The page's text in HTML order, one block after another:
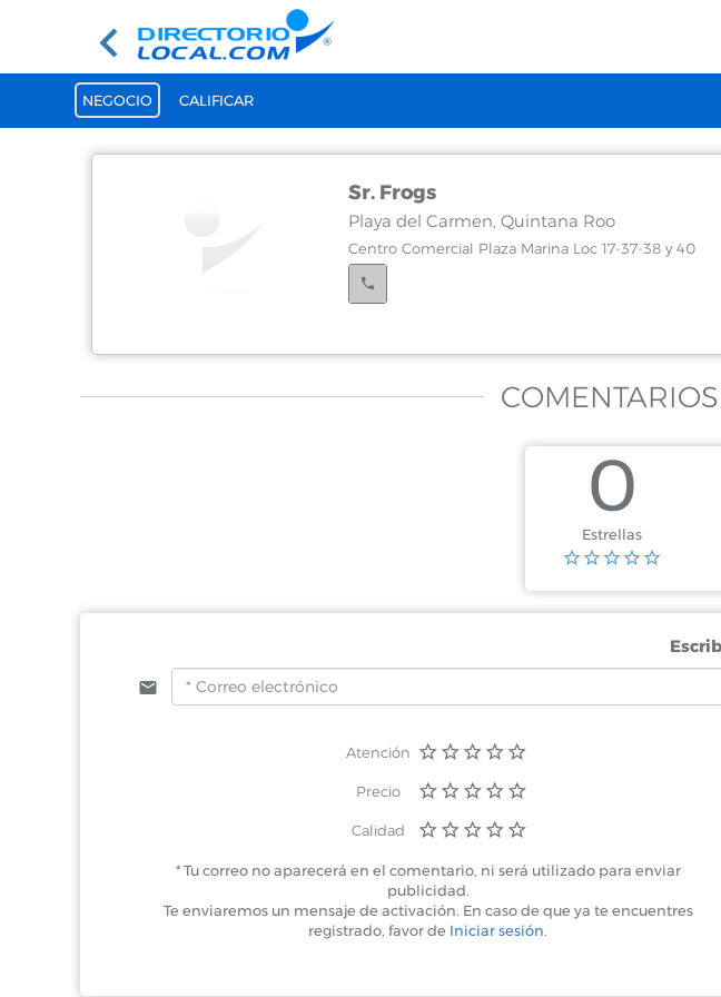
NEGOCIO CALIFICAR
Sr. Frogs
Playa del Carmen, Quintana Roo
Centro Comercial Plaza Marina Loc 17-37-38 y 40
Cancún, Quintana Roo
Blvd. kukulcan Km. 9.5 Zona Hotelera
Centro Comercial Punta Langosta0
Estrellas
Atención
Precio
Calidad
* Tu correo no aparecerá en el comentario, ni será utilizado para enviar
publicidad.
Te enviaremos un mensaje de activación. En caso de que ya te encuentres
registrado, favor de Iniciar sesión.